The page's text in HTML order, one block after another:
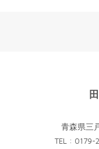
青森県三
TEL :